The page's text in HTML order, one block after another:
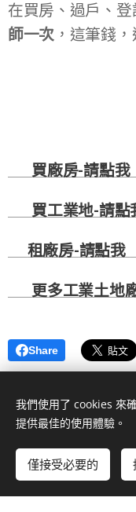
在買房、過戶、登
師一次 ，這筆錢
買廠房-請點我
買工業地-請點
租廠房-請點我
💻更多工業土地
Share
© 2024 桃園工商
我們使用了 cookies 來
提供最佳的使用體驗。
僅接受必要的